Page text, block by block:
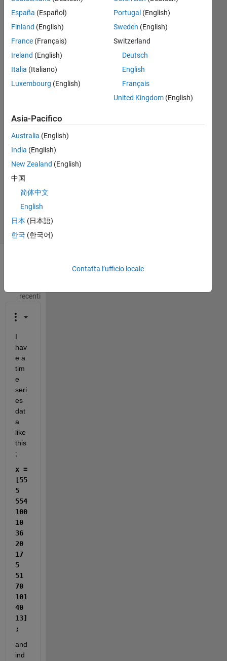
than 25 by
using for
loop?
Yared
Daniel
26 Mag
Risposte
Risposta
accettata
Aggiornato
28 Mag
2021
19
Visualizzazioni
recenti
I
hav
e a
tim
e
seri
es
dat
a
like
this
;
x =
[55
5
554
100
10
36
20
17
5
51
70
101
40
13]
;
and
ind
España (Español)
Finland (English)
France (Français)
Ireland (English)
Italia (Italiano)
Luxembourg (English)
Portugal (English)
Sweden (English)
Switzerland
Deutsch
English
Français
United Kingdom(English)
Asia-Pacifico
Australia (English)
India (English)
New Zealand (English)
中国
简体中文
English
日本 (日本語)
한국 (한국어)
Contatta l’ufficio locale